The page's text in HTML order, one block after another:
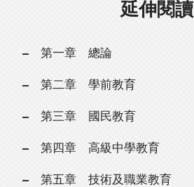
延伸閱讀
第一章 總論
第二章 學前教育
第三章 國民教育
第四章 高級中學教育
第五章 技術及職業教育